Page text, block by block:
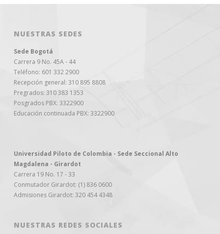
NUESTRAS SEDES
Sede Bogotá
Carrera 9 No. 45A - 44
Teléfono: 601 332 2900
Recepción general: 310 895 8808
Pregrados: 310 383 1353
Posgrados PBX: 3322900
Educación continuada PBX: 3322900
Universidad Piloto de Colombia - Sede Seccional Alto
Magdalena - Girardot
Carrera 19 No. 17 - 33
Conmutador Girardot: (1) 836 0600
Admisiones Girardot: 320 454 4348
NUESTRAS REDES SOCIALES